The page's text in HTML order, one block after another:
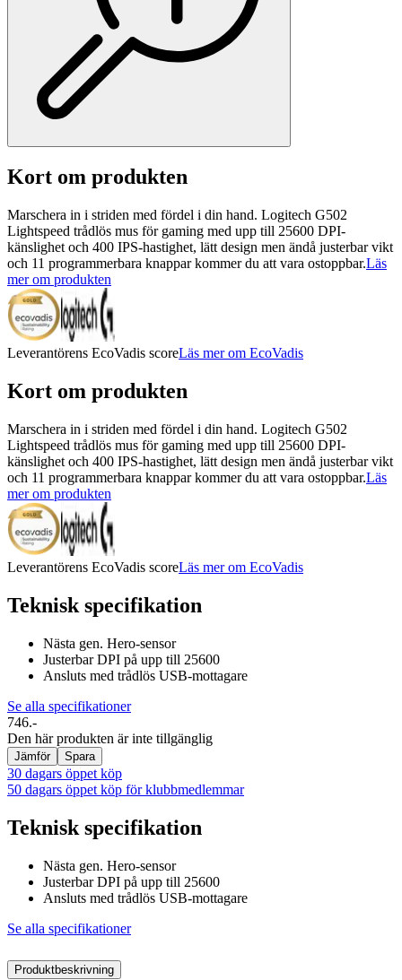
Kort om produkten
Marschera in i striden med fördel i din hand. Logitech G502
Lightspeed trådlös mus för gaming med upp till 25600 DPI-
känslighet och 400 IPS-hastighet, lätt design men ändå justerbar vikt
och 11 programmerbara knappar kommer du att vara ostoppbar.Läs
mer om produkten
Leverantörens EcoVadis scoreLäs mer om EcoVadis
Kort om produkten
Marschera in i striden med fördel i din hand. Logitech G502
Lightspeed trådlös mus för gaming med upp till 25600 DPI-
känslighet och 400 IPS-hastighet, lätt design men ändå justerbar vikt
och 11 programmerbara knappar kommer du att vara ostoppbar.Läs
mer om produkten
Leverantörens EcoVadis scoreLäs mer om EcoVadis
Teknisk specifikation
Nästa gen. Hero-sensor
Justerbar DPI på upp till 25600
Ansluts med trådlös USB-mottagare
Se alla specifikationer
746.-
Den här produkten är inte tillgänglig
Jämför Spara
30 dagars öppet köp
50 dagars öppet köp för klubbmedlemmar
Teknisk specifikation
Nästa gen. Hero-sensor
Justerbar DPI på upp till 25600
Ansluts med trådlös USB-mottagare
Se alla specifikationer
Produktbeskrivning